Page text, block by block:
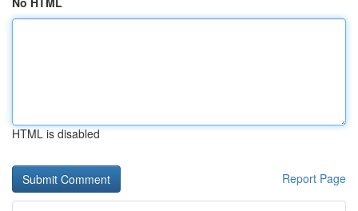
HTML is disabled
Report Page